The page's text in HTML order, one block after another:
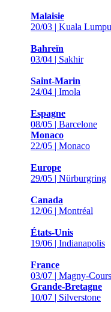
Malaisie
20/03 | Kuala
Bahreïn
03/04 | Sakhir
Saint-Marin
24/04 | Imola
Espagne
08/05 | Barcelone
Monaco
22/05 | Monaco
Europe
29/05 | Nürburgring
Canada
12/06 | Montréal
États-Unis
19/06 | Indianapolis
France
03/07 | Magny-Cours
Grande-Bretagne
10/07 | Silverstone